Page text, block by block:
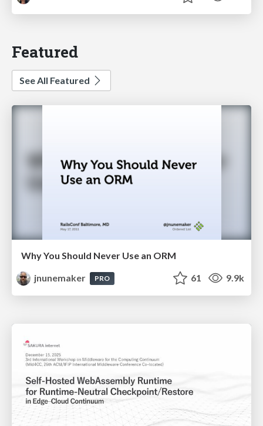
Featured
See All Featured
Why You Should Never Use an ORM
jnunemaker
PRO 61 9.9k